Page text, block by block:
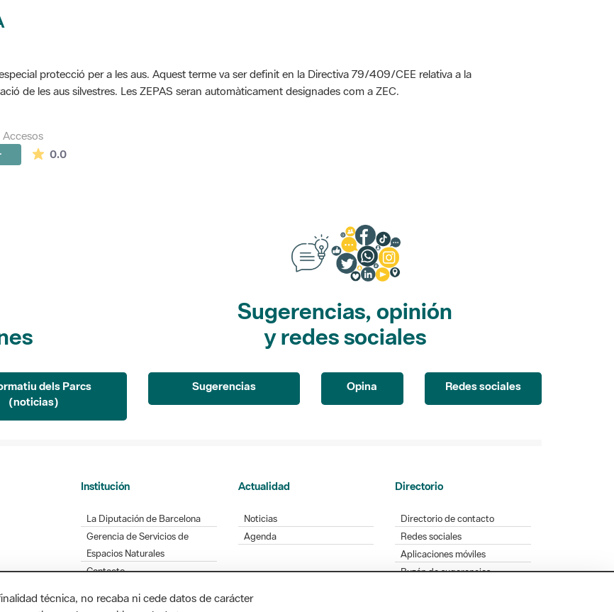
protecció per a les aus. Aquest terme va ser definit en la Directiva 79/409/CEE relativa a la
de les aus silvestres. Les ZEPAS seran automàticament designades com a ZEC.
0.0La valoración media es de 0 estrellas de 5.
dels Parcs
(noticias)
Sugerencias, opinión
y redes sociales
Sugerencias Opina Redes sociales
Institución
La Diputación de Barcelona
Gerencia de Servicios de
Espacios Naturales
Contacto
Actualidad
Noticias
Agenda
Directorio
Directorio de contacto
Redes sociales
Aplicaciones móviles
Buzón de sugerencias
técnica, no recaba ni cede datos de carácter